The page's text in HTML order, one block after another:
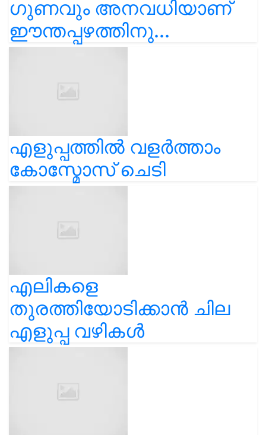
ഗുണവും അനവധിയാണ്
ഈന്തപ്പഴത്തിനു...
എളുപ്പത്തിൽ വളർത്താം
കോസ്മോസ് ചെടി
എലികളെ
തുരത്തിയോടിക്കാൻ ചില
എളുപ്പ വഴികൾ